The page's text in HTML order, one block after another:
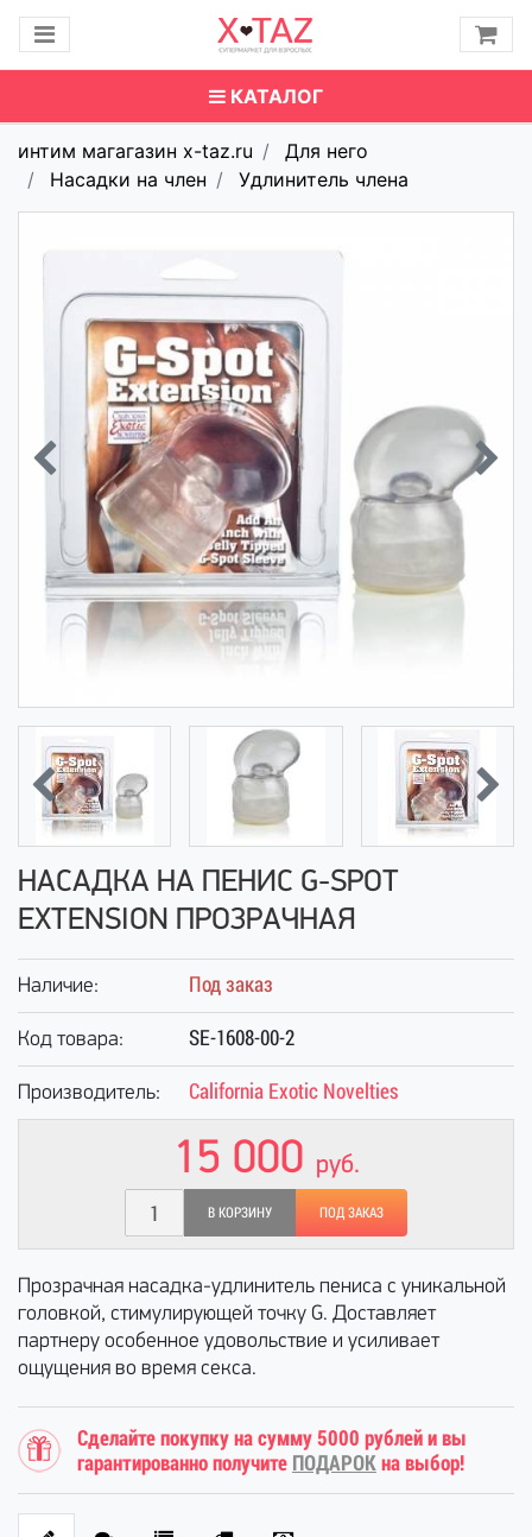
КАТАЛОГ
интим магагазин x-taz.ru
Для него
Насадки на член
Удлинитель члена
НАСАДКА НА ПЕНИС G-SPOT
EXTENSION ПРОЗРАЧНАЯ
Наличие: Под заказ
Код товара: SE-1608-00-2
Производитель: California Exotic Novelties
15 000 руб.
В КОРЗИНУ ПОД ЗАКАЗ
Прозрачная насадка-удлинитель пениса с уникальной
головкой, стимулирующей точку G. Доставляет
партнеру особенное удовольствие и усиливает
ощущения во время секса.
Сделайте покупку на сумму 5000 рублей и вы
гарантированно получите ПОДАРОК на выбор!